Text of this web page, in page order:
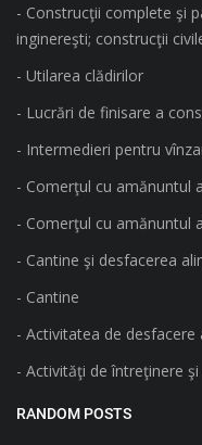
- Construcţii complete şi
inginereşti; construcţii
- Utilarea clădirilor
- Lucrări de finisare a
- Intermedieri pentru
- Comerţul cu amănuntul
- Comerţul cu amănuntul
- Cantine şi desfacerea
- Cantine
- Activitatea de
- Activităţi de întreţinere
RANDOM POSTS